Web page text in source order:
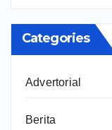
Categories
Advertorial
Berita